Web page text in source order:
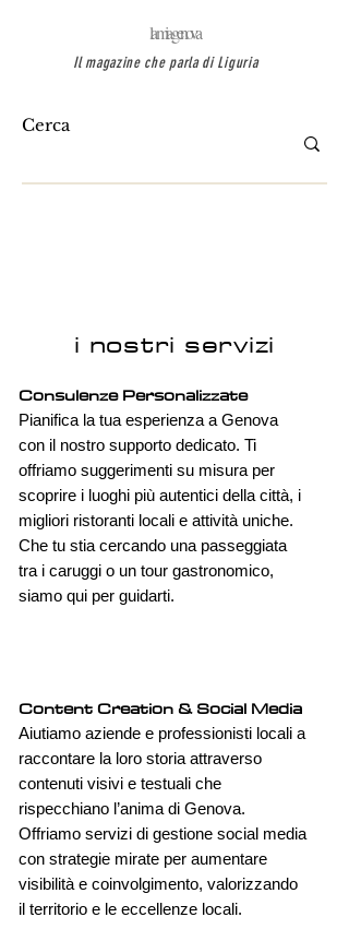
la mia genova
Il magazine che parla di Liguria
i nostri servizi
Consulenze Personalizzate
Pianifica la tua esperienza a Genova
con il nostro supporto dedicato. Ti
offriamo suggerimenti su misura per
scoprire i luoghi più autentici della città, i
migliori ristoranti locali e attività uniche.
Che tu stia cercando una passeggiata
tra i caruggi o un tour gastronomico,
siamo qui per guidarti.
Content Creation & Social Media
Aiutiamo aziende e professionisti locali a
raccontare la loro storia attraverso
contenuti visivi e testuali che
rispecchiano l’anima di Genova.
Offriamo servizi di gestione social media
con strategie mirate per aumentare
visibilità e coinvolgimento, valorizzando
il territorio e le eccellenze locali.